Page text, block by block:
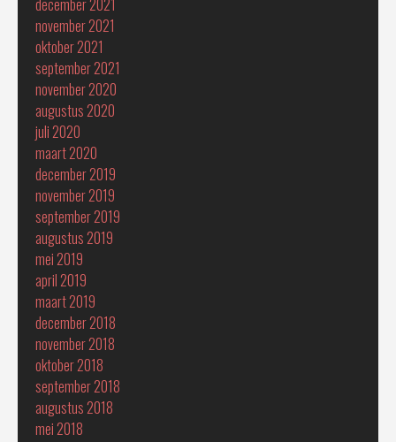
december 2021
november 2021
oktober 2021
september 2021
november 2020
augustus 2020
juli 2020
maart 2020
december 2019
november 2019
september 2019
augustus 2019
mei 2019
april 2019
maart 2019
december 2018
november 2018
oktober 2018
september 2018
augustus 2018
mei 2018